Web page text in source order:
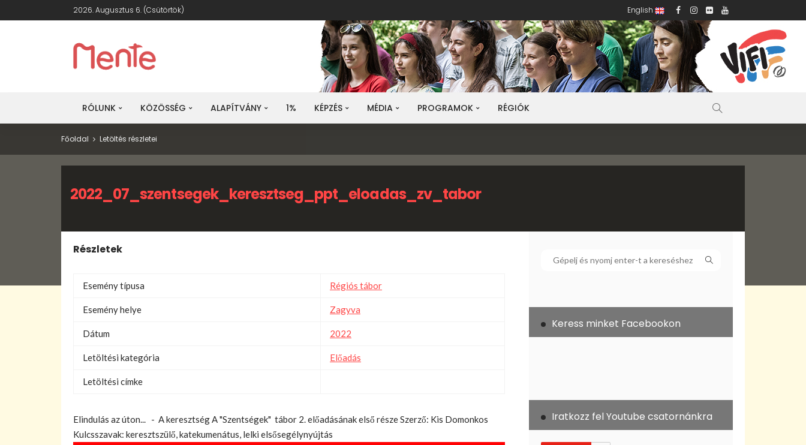
2026. Augusztus 6. (csütörtök) English
RÓLUNK KÖZÖSSÉG ALAPÍTVÁNY 1% KÉPZÉS MÉDIA PROGRAMOK RÉGIÓK
Főoldal Letöltés részletei
2022_07_szentsegek_keresztseg_ppt_eloadas_zv_tabor
Részletek
Esemény típusa Régiós tábor
Esemény helye Zagyva
Dátum 2022
Letöltési kategória Előadás
Letöltési címke
Elindulás az úton... - A keresztség A "Szentségek" tábor 2. előadásának első része Szerző: Kis Domonkos
Kulcsszavak: keresztszülő, katekumenátus, lelki elsősegélynyújtás
Keress minket Facebookon
Iratkozz fel Youtube csatornánkra